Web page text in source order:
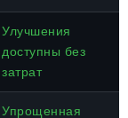
Улучшения
доступны без
затрат
Упрощенная